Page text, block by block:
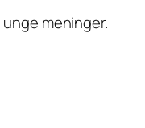
meninger.